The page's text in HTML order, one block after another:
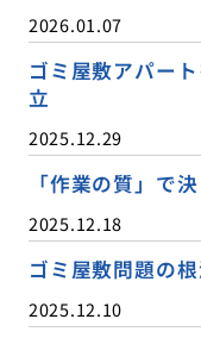
2026.01.07
ゴミ屋敷アパー
立
2025.12.29
「作業の質」で
2025.12.18
ゴミ屋敷問題の
2025.12.10